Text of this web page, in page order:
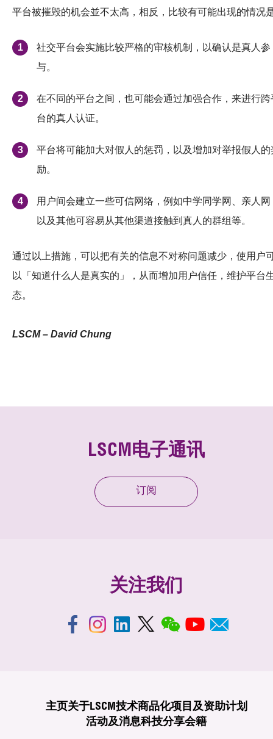
平台被摧毁的机会並不太高，相反，比较有可能出现的情况
社交平台会实施比较严格的审核机制，以确认是真人参
与。
在不同的平台之间，也可能会通过加强合作，来进行跨
台的真人认证。
平台将可能加大对假人的惩罚，以及增加对举报假人的
励。
用户间会建立一些可信网络，例如中学同学网、亲人网
以及其他可容易从其他渠道接触到真人的群组等。
通过以上措施，可以把有关的信息不对称问题减少，使用户
以「知道什么人是真实的」，从而增加用户信任，维护平台
态。
LSCM – David Chung
LSCM电子通讯
订阅
关注我们
主页关于LSCM技术商品化项目及资助计划
活动及消息科技分享会籍